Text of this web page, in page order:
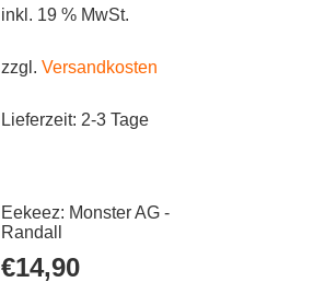
inkl. 19 % MwSt.
zzgl. Versandkosten
Lieferzeit: 2-3 Tage
Eekeez: Monster AG -
Randall
€14,90